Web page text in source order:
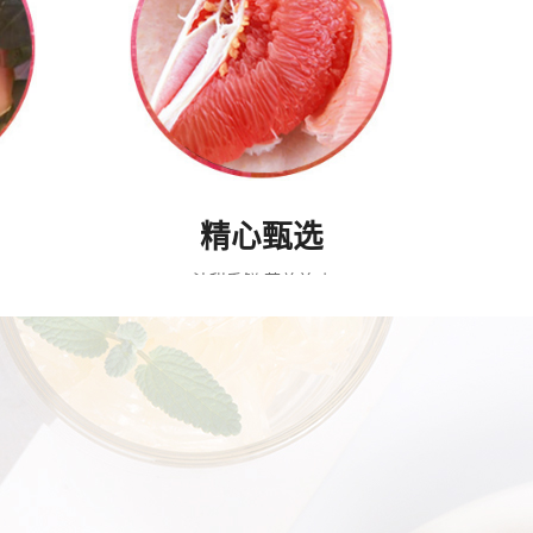
精心甄选
汁甜香鲜 营养美味